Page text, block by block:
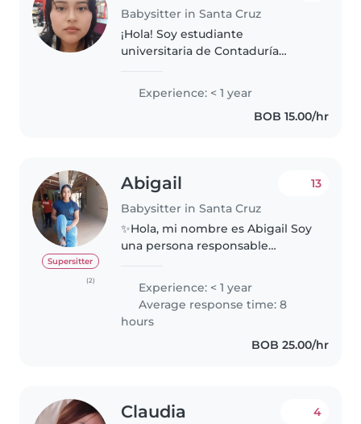
Babysitter in Santa Cruz
¡Hola! Soy estudiante
universitaria de Contaduría
persona sumamente
responsable, comprometida y
muy puntual (jamás falto a mis
Experience: < 1 year
BOB 15.00/hr
Supersitter
(2)
Abigail
Babysitter in Santa Cruz
13
✨Hola, mi nombre es Abigail Soy
una persona responsable
muchas ganas de trabajar me
gusta cuidar niños porque
disfruto compartir tiempo con
ellos jugar ayudarles..
Experience: < 1 year
Average response time: 8
hours
BOB 25.00/hr
Claudia 4